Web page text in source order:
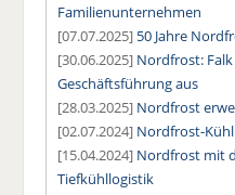
Familienunternehmen
[07.07.2025] 50 Jahre
[30.06.2025] Nordfrost:
Geschäftsführung aus
[28.03.2025] Nordfrost
[02.07.2024] Nordfrost-
[15.04.2024] Nordfrost mit
Tiefkühllogistik